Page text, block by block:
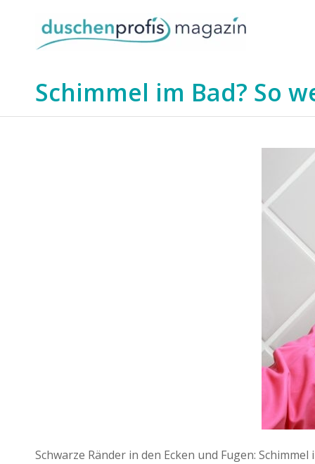
Schimmel im Bad? So
Schwarze Ränder in den Ecken und Fugen: